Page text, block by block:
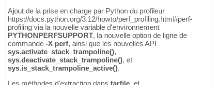
Ajout de la prise en charge par Python du profileur
https://docs.python.org/3.12/howto/perf_profiling.html#perf-
profiling via la nouvelle variable d'environnement
PYTHONPERFSUPPORT, la nouvelle option de ligne de
commande -X perf, ainsi que les nouvelles API
sys.activate_stack_trampoline(),
sys.deactivate_stack_trampoline(), et
sys.is_stack_trampoline_active().